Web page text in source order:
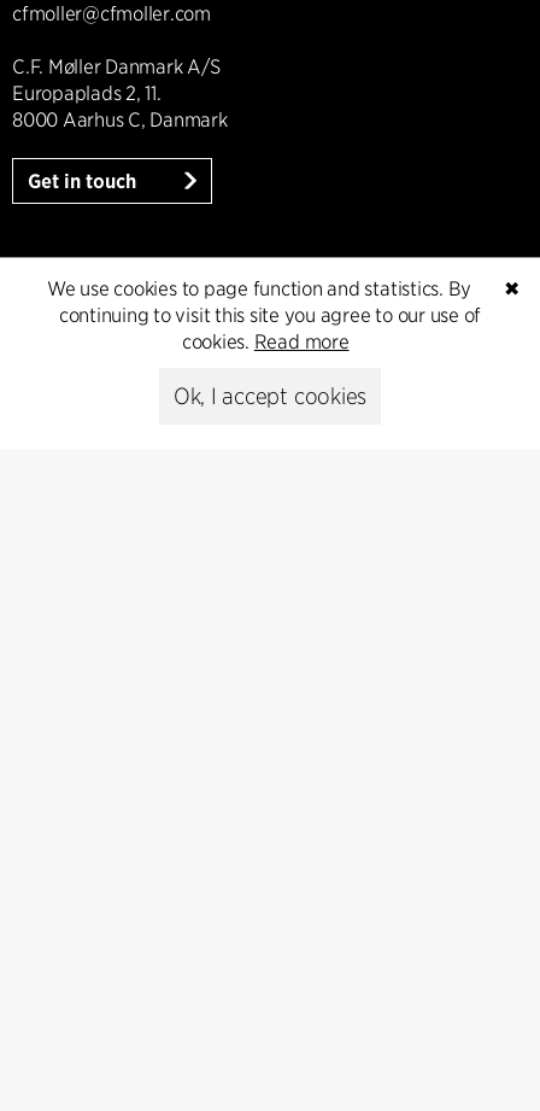
cfmoller@cfmoller.com
C.F. Møller Danmark A/S
Europaplads 2, 11.
8000 Aarhus C, Danmark
Get in touch
Presse
Head of Communications
Peter Sikker Rasmussen
✖
We use cookies to page function and statistics. By
continuing to visit this site you agree to our use of
cookies. Read more
Ok, I accept cookies